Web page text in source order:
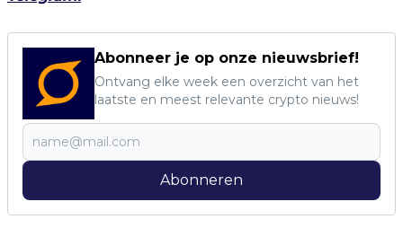
Abonneer je op onze nieuwsbrief!
Ontvang elke week een overzicht van het
laatste en meest relevante crypto nieuws!
Abonneren